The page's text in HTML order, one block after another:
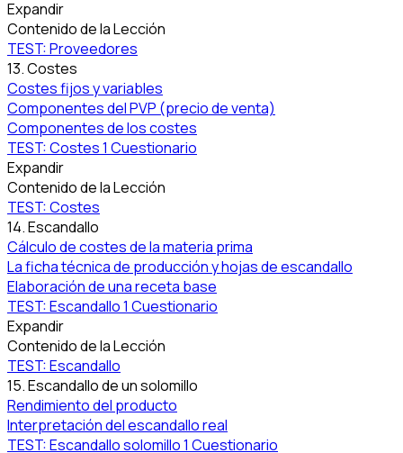
Expandir
Contenido de la Lección
TEST: Proveedores
13. Costes
Costes fijos y variables
Componentes del PVP (precio de venta)
Componentes de los costes
TEST: Costes1 Cuestionario
Expandir
Contenido de la Lección
TEST: Costes
14. Escandallo
Cálculo de costes de la materia prima
La ficha técnica de producción y hojas de escandallo
Elaboración de una receta base
TEST: Escandallo1 Cuestionario
Expandir
Contenido de la Lección
TEST: Escandallo
15. Escandallo de un solomillo
Rendimiento del producto
Interpretación del escandallo real
TEST: Escandallo solomillo1 Cuestionario